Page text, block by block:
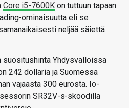
Core i5-7600K on tuttuun tapaan
ominaisuutta eli se
neljää säiettä
suositushinta Yhdysvalloissa
242 dollaria ja Suomessa
vajaasta 300 eurosta. Io-
SR32V-s-skoodilla